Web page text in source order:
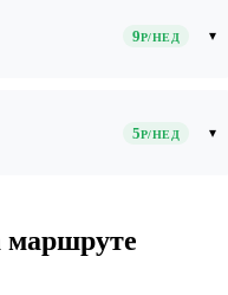
9Р/НЕД ▾
5Р/НЕД ▾
маршруте